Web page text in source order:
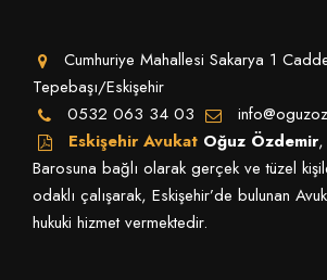
Cumhuriye Mahallesi Sakarya 1
Tepebaşı/Eskişehir
0532 063 34 03
Eskişehir Avukat Oğuz Özdemir,
Barosuna bağlı olarak gerçek ve tüzel
odaklı çalışarak, Eskişehir’de bulunan
hukuki hizmet vermektedir.